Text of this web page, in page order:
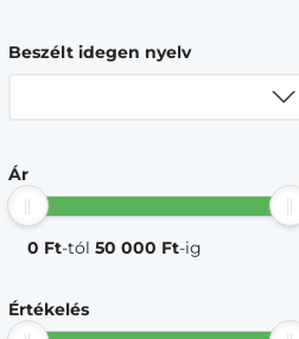
Beszélt idegen nyelv
Ár
0 Ft-tól 50 000 Ft-ig
Értékelés